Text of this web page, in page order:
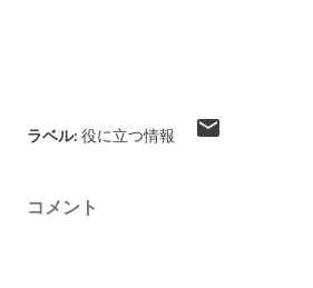
ラベル: 役に立つ情報
コメント